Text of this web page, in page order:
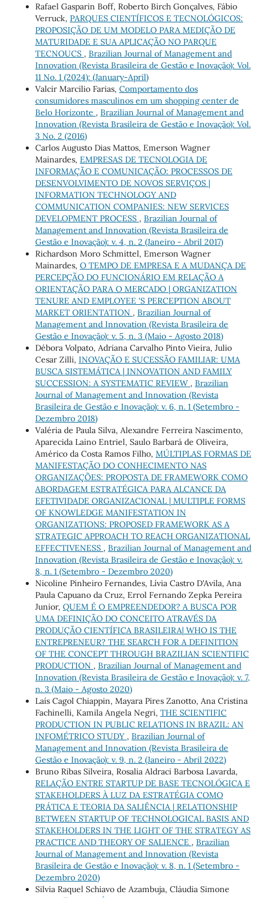
Rafael Gasparin Boff, Roberto Birch Gonçalves, Fábio
Verruck, PARQUES CIENTÍFICOS E TECNOLÓGICOS:
PROPOSIÇÃO DE UM MODELO PARA MEDIÇÃO DE
MATURIDADE E SUA APLICAÇÃO NO PARQUE
TECNOUCS , Brazilian Journal of Management and
Innovation (Revista Brasileira de Gestão e Inovação): Vol.
11 No. 1 (2024): (January-April)
Valcir Marcilio Farias, Comportamento dos
consumidores masculinos em um shopping center de
Belo Horizonte , Brazilian Journal of Management and
Innovation (Revista Brasileira de Gestão e Inovação): Vol.
3 No. 2 (2016)
Carlos Augusto Dias Mattos, Emerson Wagner
Mainardes, EMPRESAS DE TECNOLOGIA DE
INFORMAÇÃO E COMUNICAÇÃO: PROCESSOS DE
DESENVOLVIMENTO DE NOVOS SERVIÇOS |
INFORMATION TECHNOLOGY AND
COMMUNICATION COMPANIES: NEW SERVICES
DEVELOPMENT PROCESS , Brazilian Journal of
Management and Innovation (Revista Brasileira de
Gestão e Inovação): v. 4, n. 2 (Janeiro - Abril 2017)
Richardson Moro Schmittel, Emerson Wagner
Mainardes, O TEMPO DE EMPRESA E A MUDANÇA DE
PERCEPÇÃO DO FUNCIONÁRIO EM RELAÇÃO A
ORIENTAÇÃO PARA O MERCADO | ORGANIZATION
TENURE AND EMPLOYEE 'S PERCEPTION ABOUT
MARKET ORIENTATION , Brazilian Journal of
Management and Innovation (Revista Brasileira de
Gestão e Inovação): v. 5, n. 3 (Maio - Agosto 2018)
Débora Volpato, Adriana Carvalho Pinto Vieira, Julio
Cesar Zilli, INOVAÇÃO E SUCESSÃO FAMILIAR: UMA
BUSCA SISTEMÁTICA | INNOVATION AND FAMILY
SUCCESSION: A SYSTEMATIC REVIEW , Brazilian
Journal of Management and Innovation (Revista
Brasileira de Gestão e Inovação): v. 6, n. 1 (Setembro -
Dezembro 2018)
Valéria de Paula Silva, Alexandre Ferreira Nascimento,
Aparecida Laino Entriel, Saulo Barbará de Oliveira,
Américo da Costa Ramos Filho, MÚLTIPLAS FORMAS DE
MANIFESTAÇÃO DO CONHECIMENTO NAS
ORGANIZAÇÕES: PROPOSTA DE FRAMEWORK COMO
ABORDAGEM ESTRATÉGICA PARA ALCANCE DA
EFETIVIDADE ORGANIZACIONAL | MULTIPLE FORMS
OF KNOWLEDGE MANIFESTATION IN
ORGANIZATIONS: PROPOSED FRAMEWORK AS A
STRATEGIC APPROACH TO REACH ORGANIZATIONAL
EFFECTIVENESS , Brazilian Journal of Management and
Innovation (Revista Brasileira de Gestão e Inovação): v.
8, n. 1 (Setembro - Dezembro 2020)
Nicoline Pinheiro Fernandes, Lívia Castro D'Avila, Ana
Paula Capuano da Cruz, Errol Fernando Zepka Pereira
Junior, QUEM É O EMPREENDEDOR? A BUSCA POR
UMA DEFINIÇÃO DO CONCEITO ATRAVÉS DA
PRODUÇÃO CIENTÍFICA BRASILEIRA| WHO IS THE
ENTREPRENEUR? THE SEARCH FOR A DEFINITION
OF THE CONCEPT THROUGH BRAZILIAN SCIENTIFIC
PRODUCTION , Brazilian Journal of Management and
Innovation (Revista Brasileira de Gestão e Inovação): v. 7,
n. 3 (Maio - Agosto 2020)
Laís Cagol Chiappin, Mayara Pires Zanotto, Ana Cristina
Fachinelli, Kamila Angela Negri, THE SCIENTIFIC
PRODUCTION IN PUBLIC RELATIONS IN BRAZIL: AN
INFOMÉTRICO STUDY , Brazilian Journal of
Management and Innovation (Revista Brasileira de
Gestão e Inovação): v. 9, n. 2 (Janeiro - Abril 2022)
Bruno Ribas Silveira, Rosalia Aldraci Barbosa Lavarda,
RELAÇÃO ENTRE STARTUP DE BASE TECNOLÓGICA E
STAKEHOLDERS À LUZ DA ESTRATÉGIA COMO
PRÁTICA E TEORIA DA SALIÊNCIA | RELATIONSHIP
BETWEEN STARTUP OF TECHNOLOGICAL BASIS AND
STAKEHOLDERS IN THE LIGHT OF THE STRATEGY AS
PRACTICE AND THEORY OF SALIENCE , Brazilian
Journal of Management and Innovation (Revista
Brasileira de Gestão e Inovação): v. 8, n. 1 (Setembro -
Dezembro 2020)
Silvia Raquel Schiavo de Azambuja, Cláudia Simone